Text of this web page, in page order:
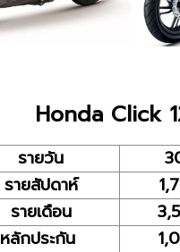
Honda Click
รายวัน
รายสัปดาห์
รายเดือน
หลักประกัน